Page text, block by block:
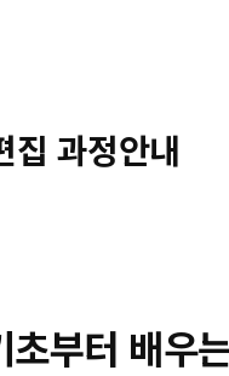
집 과정안내
부터 배우